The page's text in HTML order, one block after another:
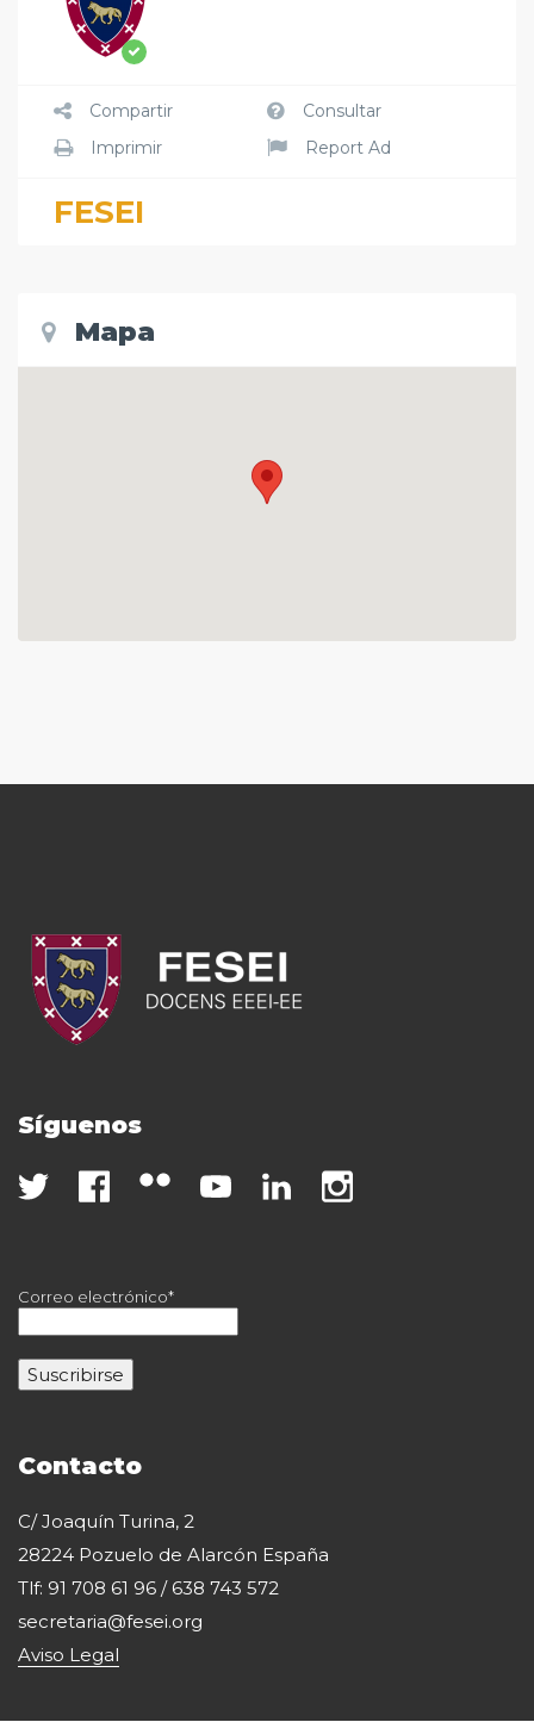
Compartir
Consultar
Imprimir
Report Ad
FESEI
Mapa
Síguenos
Correo electrónico*
Contacto
C/ Joaquín Turina, 2
28224 Pozuelo de Alarcón España
Tlf: 91 708 61 96 / 638 743 572
secretaria@fesei.org
Aviso Legal